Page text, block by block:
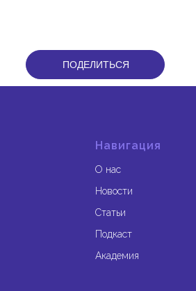
ПОДЕЛИТЬСЯ
Навигация
О нас
Новости
Статьи
Подкаст
Академия